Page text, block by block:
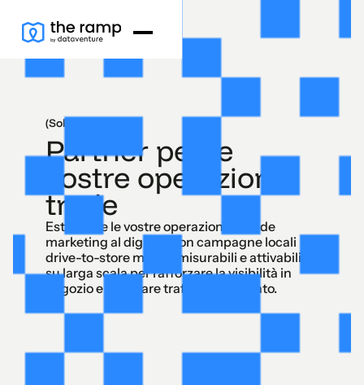
(Soluzioni)
Partner per le
vostre operazioni
trade
Estendete le vostre operazioni di trade
marketing al digitale con campagne locali
drive-to-store mirate, misurabili e attivabili
su larga scala per rafforzare la visibilità in
negozio e generare traffico qualificato.